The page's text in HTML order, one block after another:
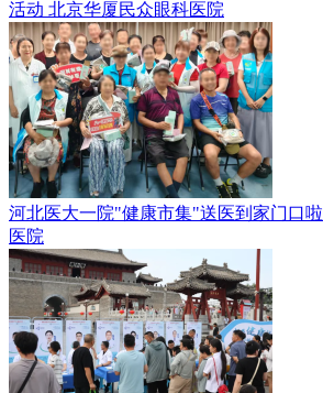
活动 北京华厦民众眼科医院
河北医大一院"健康市集"送医到家门口啦
医院